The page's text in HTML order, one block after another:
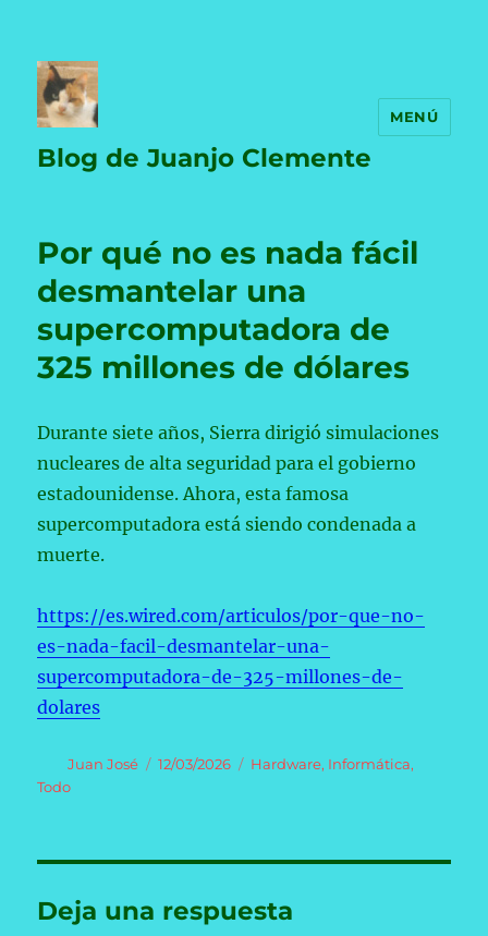
Blog de Juanjo Clemente
MENÚ
Por qué no es nada fácil
desmantelar una
supercomputadora de
325 millones de dólares
Durante siete años, Sierra dirigió simulaciones
nucleares de alta seguridad para el gobierno
estadounidense. Ahora, esta famosa
supercomputadora está siendo condenada a
muerte.
https://es.wired.com/articulos/por-que-no-
es-nada-facil-desmantelar-una-
supercomputadora-de-325-millones-de-
dolares
Autor
Juan José
Publicado
12/03/2026 Categorías
Hardware, Informática,
Todo
Deja una respuesta